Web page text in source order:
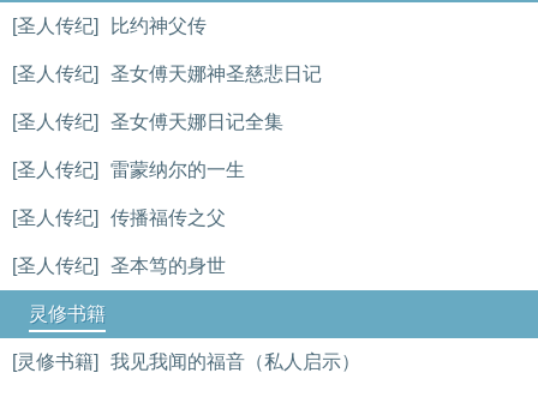
[圣人传纪] 比约神父传
[圣人传纪] 圣女傅天娜神圣慈悲日记
[圣人传纪] 圣女傅天娜日记全集
[圣人传纪] 雷蒙纳尔的一生
[圣人传纪] 传播福传之父
[圣人传纪] 圣本笃的身世
灵修书籍
[灵修书籍] 我见我闻的福音（私人启示）